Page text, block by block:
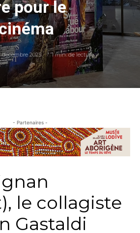
pour le
décembre 2025 1min. de lecture
- Partenaires -
le collagiste
Gastaldi